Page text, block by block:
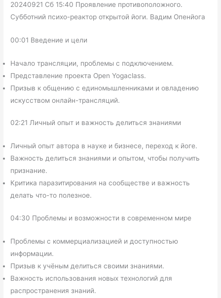
20240921 Сб 15:40 Проявление противоположного.
Субботний психо-реактор открытой йоги. Вадим Опенйога
00:01 Введение и цели
Начало трансляции, проблемы с подключением.
Представление проекта Open Yogaclass.
Призыв к общению с единомышленниками и овладению
искусством онлайн-трансляций.
02:21 Личный опыт и важность делиться знаниями
Личный опыт автора в науке и бизнесе, переход к йоге.
Важность делиться знаниями и опытом, чтобы получить
признание.
Критика паразитирования на сообществе и важность
делать что-то полезное.
04:30 Проблемы и возможности в современном мире
Проблемы с коммерциализацией и доступностью
информации.
Призыв к учёным делиться своими знаниями.
Важность использования новых технологий для
распространения знаний.